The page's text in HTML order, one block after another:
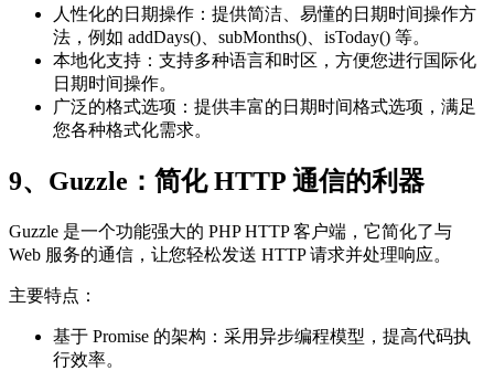
人性化的日期操作：提供简洁、易懂的日期时间操作方
法，例如 addDays()、subMonths()、isToday() 等。
本地化支持：支持多种语言和时区，方便您进行国际化
日期时间操作。
广泛的格式选项：提供丰富的日期时间格式选项，满足
您各种格式化需求。
9、Guzzle：简化 HTTP 通信的利器
Guzzle 是一个功能强大的 PHP HTTP 客户端，它简化了与
Web 服务的通信，让您轻松发送 HTTP 请求并处理响应。
主要特点：
基于 Promise 的架构：采用异步编程模型，提高代码执
行效率。